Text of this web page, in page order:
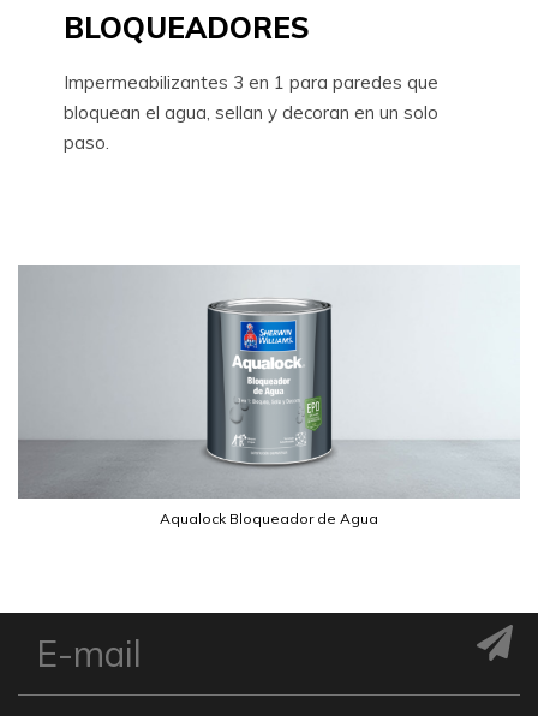
BLOQUEADORES
Impermeabilizantes 3 en 1 para paredes que
bloquean el agua, sellan y decoran en un solo
paso.
Aqualock Bloqueador de Agua